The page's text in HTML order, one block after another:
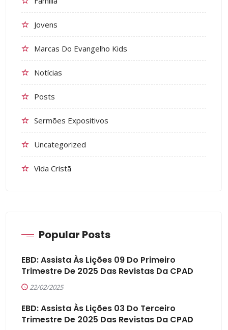
Jovens
Marcas Do Evangelho Kids
Notícias
Posts
Sermões Expositivos
Uncategorized
Vida Cristã
Popular Posts
EBD: Assista Às Lições 09 Do Primeiro
Trimestre De 2025 Das Revistas Da CPAD
22/02/2025
EBD: Assista Às Lições 03 Do Terceiro
Trimestre De 2025 Das Revistas Da CPAD